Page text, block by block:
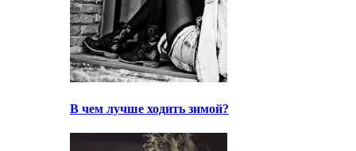
В чем лучше ходить зимой?